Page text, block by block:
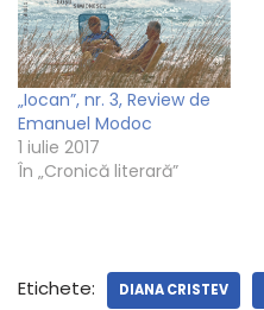
„Iocan”, nr. 3, Review de
Emanuel Modoc
1 iulie 2017
În „Cronică literară”
Etichete: DIANA CRISTEV